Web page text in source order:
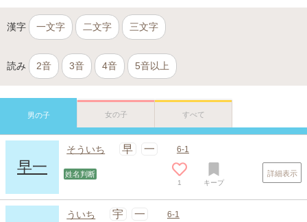
漢字 一文字 二文字 三文字
読み 2音 3音 4音 5音以上
男の子 女の子 すべて
早一
そういち 早 一 6-1
姓名判断
1 キープ
詳細表示
ういち 宇 一 6-1